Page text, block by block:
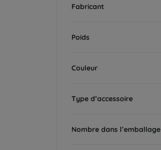
Fabricant
Poids
Couleur
Type d’accessoire
Nombre dans l’emballage